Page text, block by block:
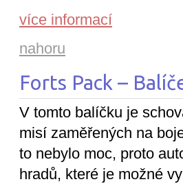
více informací
nahoru
Forts Pack –
V tomto balíčku je
misí zaměřených na
to nebylo moc, proto
hradů, které je možné